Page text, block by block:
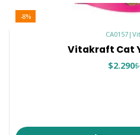
-8%
CA0157 |
Vitakraft Cat
$2.290